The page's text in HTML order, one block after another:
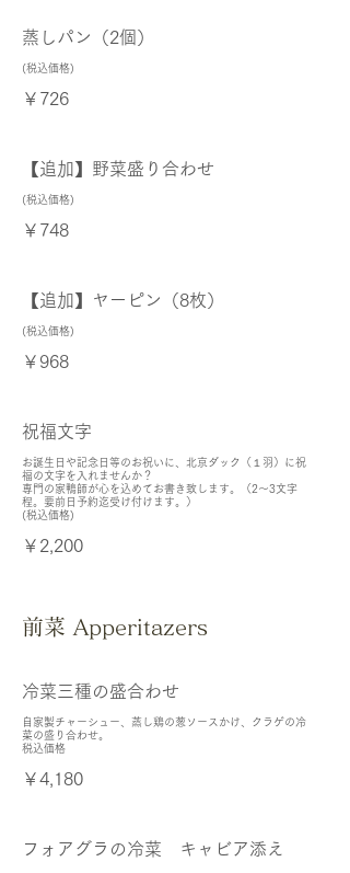
蒸しパン（2個）
(税込価格)
￥726
【追加】野菜盛り合わせ
(税込価格)
￥748
【追加】ヤーピン（8枚）
(税込価格)
￥968
祝福文字
お誕生日や記念日等のお祝いに、北京ダック（１羽）に祝
福の文字を入れませんか？
専門の家鴨師が心を込めてお書き致します。（2〜3文字
程。要前日予約迄受け付けます。）
(税込価格)
￥2,200
前菜 Apperitazers
冷菜三種の盛合わせ
自家製チャーシュー、蒸し鶏の葱ソースかけ、クラゲの冷
菜の盛り合わせ。
￥4,180
フォアグラの冷菜 キャビア添え